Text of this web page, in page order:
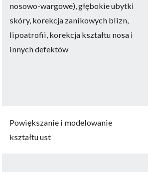
nosowo-wargowe), głębokie ubytki
skóry, korekcja zanikowych blizn,
lipoatrofii, korekcja kształtu nosa i
innych defektów
Powiększanie i modelowanie
kształtu ust